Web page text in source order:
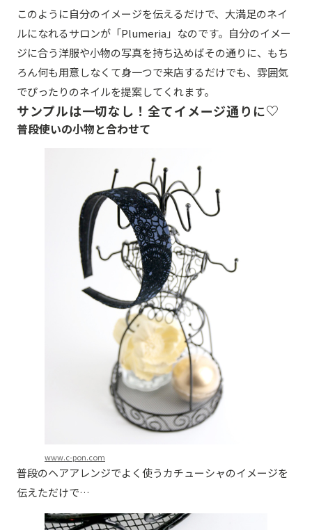
このように自分のイメージを伝えるだけで、大満足のネイ
ルになれるサロンが「Plumeria」なのです。自分のイメー
ジに合う洋服や小物の写真を持ち込めばその通りに、もち
ろん何も用意しなくて身一つで来店するだけでも、雰囲気
でぴったりのネイルを提案してくれます。
サンプルは一切なし！全てイメージ通りに♡
普段使いの小物と合わせて
www.c-pon.com
普段のヘアアレンジでよく使うカチューシャのイメージを
伝えただけで…